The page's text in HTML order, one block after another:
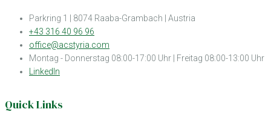
Parkring 1 | 8074 Raaba-Grambach | Austria
+43 316 40 96 96
office@acstyria.com
Montag - Donnerstag 08:00-17:00 Uhr | Freitag 08:00-13:00 Uhr
LinkedIn
Quick Links